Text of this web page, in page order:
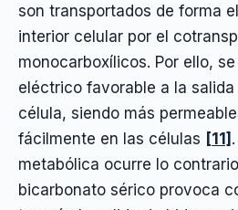
son transportados de forma
interior celular por el
monocarboxílicos. Por ello,
eléctrico favorable a la
célula, siendo más
fácilmente en las células [11]
metabólica ocurre lo
bicarbonato sérico provoca